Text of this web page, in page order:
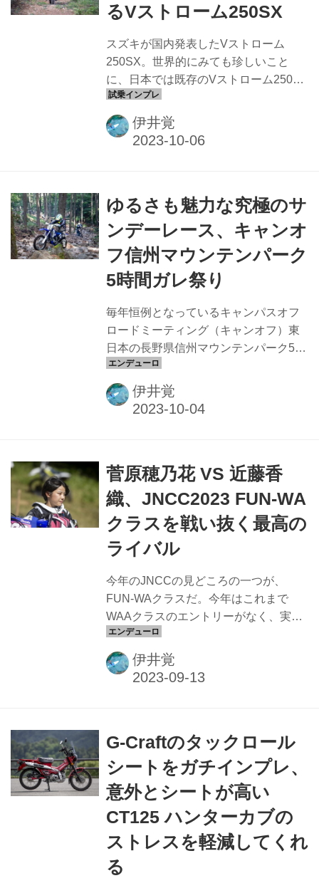
るVストローム250SX
スズキが国内発表したVストローム
250SX。世界的にみても珍しいこと
に、日本では既存のVストローム250も
継続販売されるため、一見すると旧型
と新型を併売するようにも見える。し
かし、実のところはそうではない。
ナップに残したか、というとこの2台は
全く性質の異なるバイクだからだ。 な
お、Vストローム250がGSX250Rをベ
ースに開発されているのは有名な話だ
が、Vストローム250SXはジクサー250
をベースにしている。どちらもオンロ
ードモデルをベースに持つゆえ、オフ
ロードだけでなくオンロ...
伊井覚
ゆるさも魅力な究極のサ
ンデーレース、キャンオ
フ信州マウンテンパーク
5時間ガレ祭り
毎年恒例となっているキャンパスオフ
ロードミーティング（キャンオフ）東
日本の長野県信州マウンテンパーク5時
間耐久レース「ガレ祭り」が開催。今
年もたくさんのエントリーが集まり、
大賑わいとなった
伊井覚
菅原穂乃花 VS 近藤香
織、JNCC2023 FUN-WA
クラスを戦い抜く最高の
ライバル
今年のJNCCの見どころの一つが、
FUN-WAクラスだ。今年はこれまで
WAAクラスのエントリーがなく、実質
的にウィメンズ最高クラスとなってい
るこのWAクラスを盛り上げているの
は、一人の高校生ライダーの存在だ
ダーたちは2018年に新設されたFUN-
WAAクラスに昇格。その後2022年に至
るまで、FUN-WAクラスの年間チャン
ピオンには5年連続で近藤香織が輝いて
いる。 ところが今年、そんな近藤の座
を脅かすライダーが現れた。それが菅
原穂乃花だ。 熊本悠太に師事した高校
生が JNC...
伊井覚
G-Craftのタックロール
シートをガチインプレ、
意外とシートが高い
CT125 ハンターカブの
ストレスを軽減してくれ
る